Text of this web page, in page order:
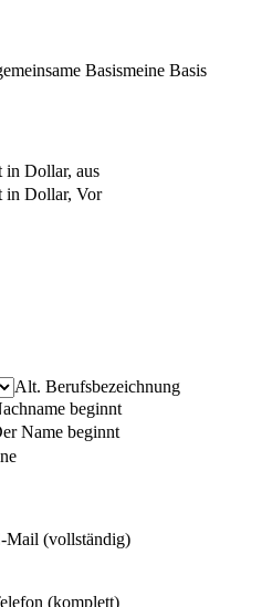
Basismeine Basis
in Dollar, aus
in Dollar, Vor
Alt. Berufsbezeichnung
beginnt
Name beginnt
Mail (vollständig)
(komplett)